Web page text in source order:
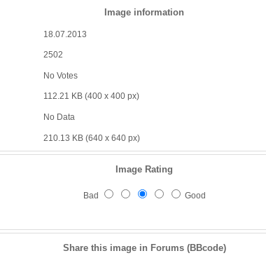
Image information
18.07.2013
2502
No Votes
112.21 KB (400 x 400 px)
No Data
210.13 KB (640 x 640 px)
Image Rating
Bad Good
Share this image in Forums (BBcode)